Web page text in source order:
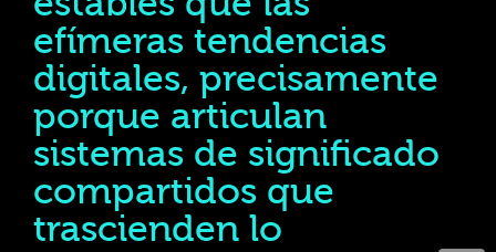
efímeras tendencias
digitales, precisamente
porque articulan
sistemas de significado
compartidos que
trascienden lo